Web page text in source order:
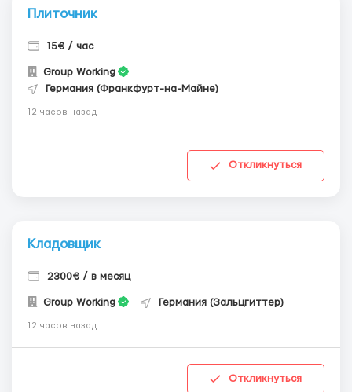
Плиточник
15€ / час
Group Working
Германия (Франкфурт-на-Майне)
12 часов назад
Откликнуться
Кладовщик
2300€ / в месяц
Group Working Германия (Зальцгиттер)
12 часов назад
Откликнуться